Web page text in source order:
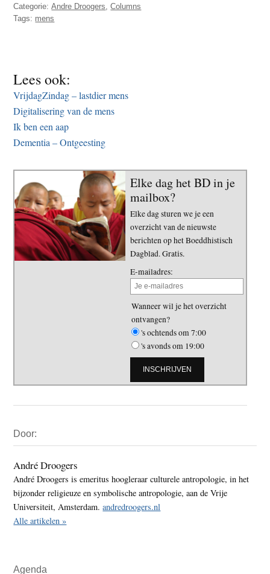
Categorie:Andre Droogers ,Columns
Tags: mens
Lees ook:
VrijdagZindag – lastdier mens
Digitalisering van de mens
Ik ben een aap
Dementia – Ontgeesting
Elke dag het BD in je
mailbox?
Elke dag sturen we je een
overzicht van de nieuwste
berichten op het Boeddhistisch
Dagblad. Gratis.
E-mailadres:
Wanneer wil je het overzicht
ontvangen?
's ochtends om 7:00
's avonds om 19:00
Sidebar
Door:
André Droogers
André Droogers is emeritus hoogleraar culturele antropologie, in het
bijzonder religieuze en symbolische antropologie, aan de Vrije
Universiteit, Amsterdam.andredroogers.nl
Alle artikelen »
Agenda